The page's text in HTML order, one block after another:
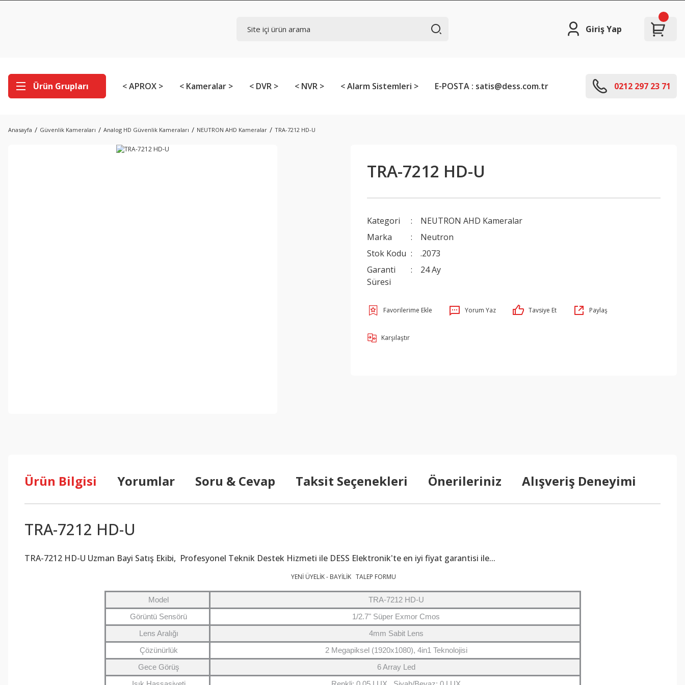
Giriş Yap
Ürün Grupları < APROX > < Kameralar > < DVR > < NVR > < Alarm Sistemleri > E-POSTA : satis@dess.com.tr 0212 297 23 71
Anasayfa Güvenlik Kameraları Analog HD Güvenlik Kameraları NEUTRON AHD Kameralar TRA-7212 HD-U
TRA-7212 HD-U
Kategori
NEUTRON AHD Kameralar
Marka
Neutron
Stok Kodu
.2073
Garanti
Süresi
24 Ay
Yorum Yaz Tavsiye Et Paylaş
Karşılaştır
Ürün Bilgisi Yorumlar Soru & Cevap Taksit Seçenekleri Önerileriniz Alışveriş Deneyimi
TRA-7212 HD-U
TRA-7212 HD-U Uzman Bayi Satış Ekibi, Profesyonel Teknik Destek Hizmeti ile DESS Elektronik'te en iyi fiyat garantisi ile...
YENİ ÜYELİK - BAYİLİK TALEP FORMU
Model
TRA-7212 HD-U
Görüntü Sensörü
1/2.7" Süper Exmor Cmos
Lens Aralığı
4mm Sabit Lens
Çözünürlük
2 Megapiksel (1920x1080), 4in1 Teknolojisi
Gece Görüş
6 Array Led